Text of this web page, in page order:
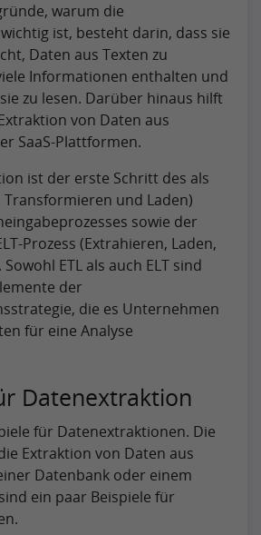
warum die
ist, besteht darin, dass sie
Daten aus Texten zu
Informationen enthalten und
zu lesen. Darüber hinaus hilft
von Daten aus
SaaS-Plattformen.
ist der erste Schritt des als
Transformieren und Laden)
sowie der
Prozess (Extrahieren, Laden,
ETL als auch ELT sind
der
die es Unternehmen
für eine Analyse
Datenextraktion
für Datenextraktionen. Die
Extraktion von Daten aus
Datenbank oder einem
ein paar Beispiele für